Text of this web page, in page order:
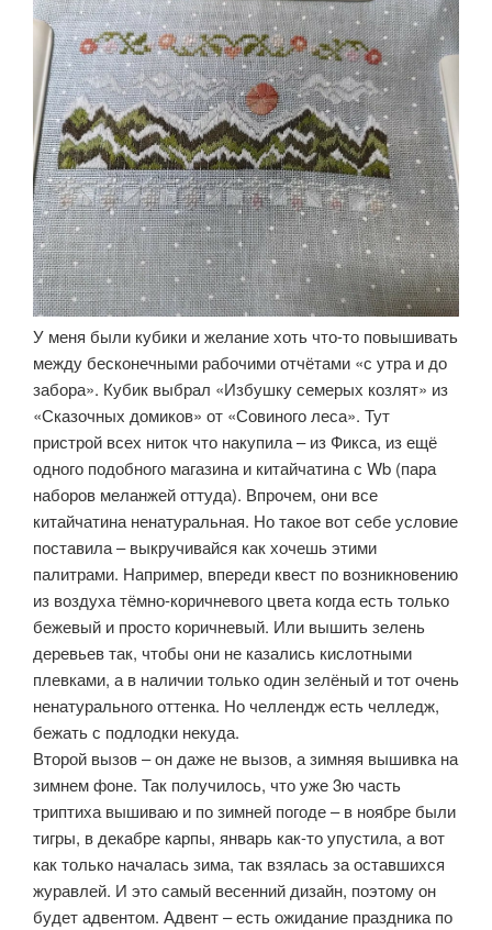
У меня были кубики и желание хоть что-то повышивать
между бесконечными рабочими отчётами «с утра и до
забора». Кубик выбрал «Избушку семерых козлят» из
«Сказочных домиков» от «Совиного леса». Тут
пристрой всех ниток что накупила – из Фикса, из ещё
одного подобного магазина и китайчатина с Wb (пара
наборов меланжей оттуда). Впрочем, они все
китайчатина ненатуральная. Но такое вот себе условие
поставила – выкручивайся как хочешь этими
палитрами. Например, впереди квест по возникновению
из воздуха тёмно-коричневого цвета когда есть только
бежевый и просто коричневый. Или вышить зелень
деревьев так, чтобы они не казались кислотными
плевками, а в наличии только один зелёный и тот очень
ненатурального оттенка. Но челлендж есть челледж,
бежать с подлодки некуда.
Второй вызов – он даже не вызов, а зимняя вышивка на
зимнем фоне. Так получилось, что уже 3ю часть
триптиха вышиваю и по зимней погоде – в ноябре были
тигры, в декабре карпы, январь как-то упустила, а вот
как только началась зима, так взялась за оставшихся
журавлей. И это самый весенний дизайн, поэтому он
будет адвентом. Адвент – есть ожидание праздника по